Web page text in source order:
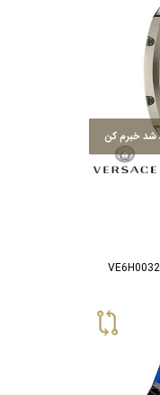
شد خبرم کن